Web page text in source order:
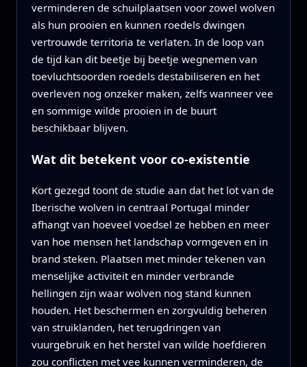
verminderen de schuilplaatsen voor zowel wolven
als hun prooien en kunnen roedels dwingen
vertrouwde territoria te verlaten. In de loop van
de tijd kan dit beetje bij beetje wegnemen van
toevluchtsoorden roedels destabiliseren en het
overleven nog onzeker maken, zelfs wanneer vee
en sommige wilde prooien in de buurt
beschikbaar blijven.
Wat dit betekent voor co-existentie
Kort gezegd toont de studie aan dat het lot van de
Iberische wolven in centraal Portugal minder
afhangt van hoeveel voedsel ze hebben en meer
van hoe mensen het landschap vormgeven en in
brand steken. Plaatsen met minder tekenen van
menselijke activiteit en minder verbrande
hellingen zijn waar wolven nog stand kunnen
houden. Het beschermen en zorgvuldig beheren
van struiklanden, het terugdringen van
vuurgebruik en het herstel van wilde hoefdieren
zou conflicten met vee kunnen verminderen, de